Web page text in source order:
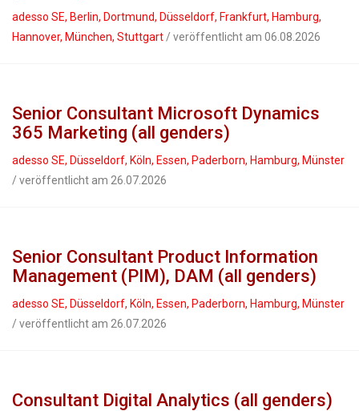
adesso SE, Berlin, Dortmund, Düsseldorf, Frankfurt, Hamburg,
Hannover, München, Stuttgart / veröffentlicht am 06.08.2026
Senior Consultant Microsoft Dynamics
365 Marketing (all genders)
adesso SE, Düsseldorf, Köln, Essen, Paderborn, Hamburg, Münster
/ veröffentlicht am 26.07.2026
Senior Consultant Product Information
Management (PIM), DAM (all genders)
adesso SE, Düsseldorf, Köln, Essen, Paderborn, Hamburg, Münster
/ veröffentlicht am 26.07.2026
Consultant Digital Analytics (all genders)